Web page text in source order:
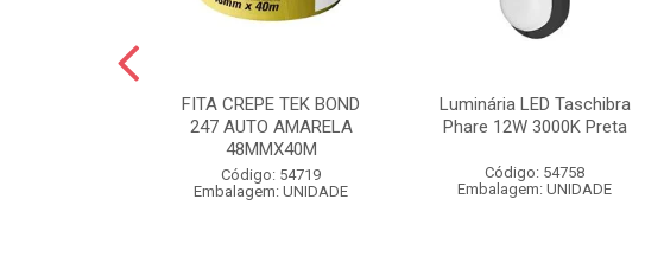
FITA CREPE TEK BOND
247 AUTO AMARELA
48MMX40M
Código: 54719
Embalagem: UNIDADE
Luminária LED Taschibra
Phare 12W 3000K Preta
Código: 54758
Embalagem: UNIDADE